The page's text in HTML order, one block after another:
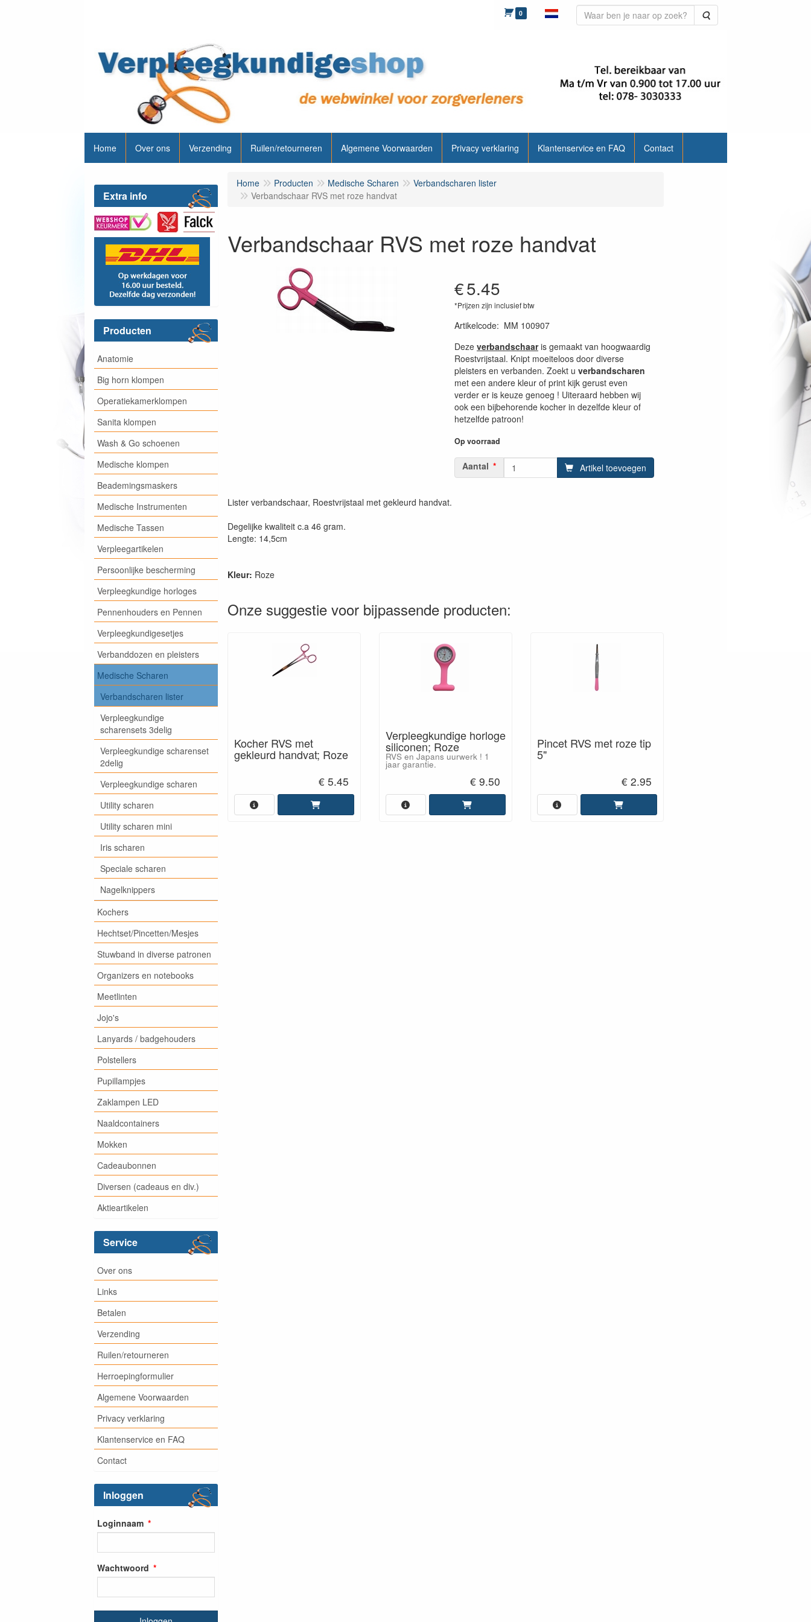
0 Zoeken
Home Over ons Verzending Ruilen/retourneren Algemene Voorwaarden Privacy verklaring Klantenservice en FAQ Contact
Extra info
Producten
Anatomie
Big horn klompen
Operatiekamerklompen
Sanita klompen
Wash & Go schoenen
Medische klompen
Beademingsmaskers
Medische Instrumenten
Medische Tassen
Verpleegartikelen
Persoonlijke bescherming
Verpleegkundige horloges
Pennenhouders en Pennen
Verpleegkundigesetjes
Verbanddozen en pleisters
Medische Scharen
Verbandscharen lister
Verpleegkundige
scharensets 3delig
Verpleegkundige scharenset
2delig
Verpleegkundige scharen
Utility scharen
Utility scharen mini
Iris scharen
Speciale scharen
Nagelknippers
Kochers
Hechtset/Pincetten/Mesjes
Stuwband in diverse patronen
Organizers en notebooks
Meetlinten
Jojo's
Lanyards / badgehouders
Polstellers
Pupillampjes
Zaklampen LED
Naaldcontainers
Mokken
Cadeaubonnen
Diversen (cadeaus en div.)
Aktieartikelen
Service
Over ons
Links
Betalen
Verzending
Ruilen/retourneren
Herroepingformulier
Algemene Voorwaarden
Privacy verklaring
Klantenservice en FAQ
Contact
Inloggen
Loginnaam
Wachtwoord
Home Producten Medische Scharen
Verbandscharen lister
Verbandschaar RVS met roze handvat
Verbandschaar RVS met roze handvat
€5.45
*Prijzen zijn inclusief btw
Artikelcode: MM 100907
Deze verbandschaaris gemaakt van hoogwaardig
Roestvrijstaal. Knipt moeiteloos door diverse
pleisters en verbanden. Zoekt u verbandscharen
met een andere kleur of print kijk gerust even
verder er is keuze genoeg ! Uiteraard hebben wij
ook een bijbehorende kocher in dezelfde kleur of
hetzelfde patroon!
Op voorraad
Aantal Artikel toevoegen
Lister verbandschaar, Roestvrijstaal met gekleurd handvat.
Degelijke kwaliteit c.a 46 gram.
Lengte: 14,5cm
Kleur: Roze
Onze suggestie voor bijpassende producten:
Kocher RVS met
gekleurd handvat; Roze
€ 5.45
Verpleegkundige horloge
siliconen; Roze
RVS en Japans uurwerk ! 1
jaar garantie.
€ 9.50
Pincet RVS met roze tip
5"
€ 2.95